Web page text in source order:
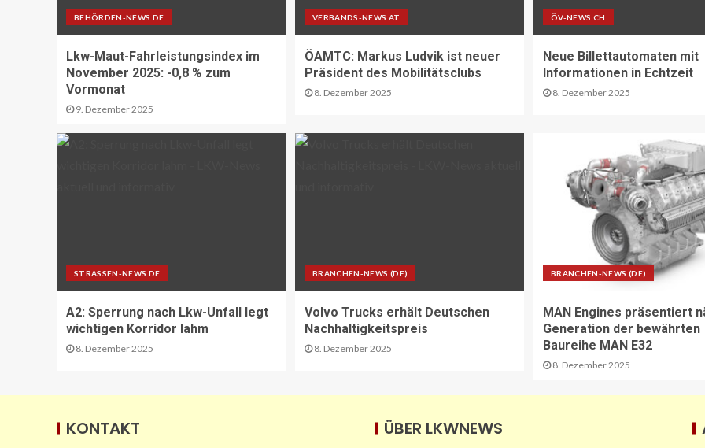
BEHÖRDEN-NEWS DE
Lkw-Maut-Fahrleistungsindex im
November 2025: -0,8 % zum
Vormonat
9. Dezember 2025
VERBANDS-NEWS AT
ÖAMTC: Markus Ludvik ist neuer
Präsident des Mobilitätsclubs
8. Dezember 2025
ÖV-NEWS CH
Neue Billettautomaten mit
Informationen in Echtzeit
8. Dezember 2025
STRASSEN-NEWS DE
A2: Sperrung nach Lkw-Unfall legt
wichtigen Korridor lahm
8. Dezember 2025
BRANCHEN-NEWS (DE)
Volvo Trucks erhält Deutschen
Nachhaltigkeitspreis
8. Dezember 2025
BRANCHEN-NEWS (DE)
MAN Engines präsentiert
Generation der bewährten
Baureihe MAN E32
8. Dezember 2025
KONTAKT ÜBER LKWNEWS